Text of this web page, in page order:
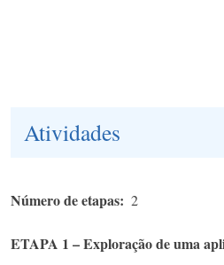
Atividades
Número de etapas 2
ETAPA 1 – Exploração de uma